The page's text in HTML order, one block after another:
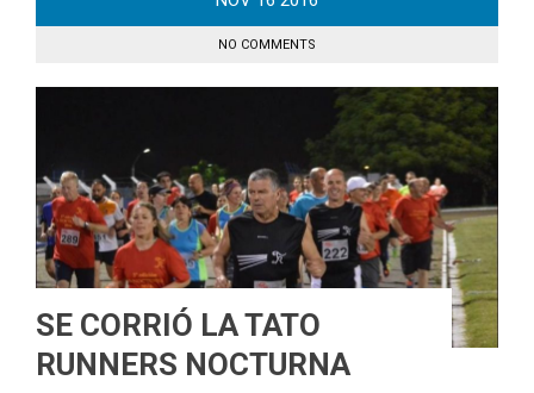
NO COMMENTS
SE CORRIÓ LA TATO
RUNNERS NOCTURNA